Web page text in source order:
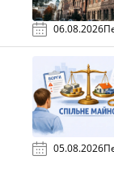
06.08.2026
05.08.2026